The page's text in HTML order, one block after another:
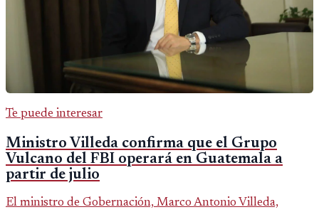
Te puede interesar
Ministro Villeda confirma que el Grupo
Vulcano del FBI operará en Guatemala a
partir de julio
El ministro de Gobernación, Marco Antonio Villeda,